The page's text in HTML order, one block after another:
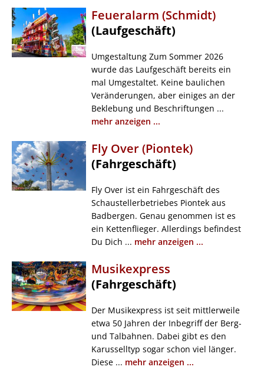
Feueralarm (Schmidt)
(Laufgeschäft)
Umgestaltung Zum Sommer 2026
wurde das Laufgeschäft bereits ein
mal Umgestaltet. Keine baulichen
Veränderungen, aber einiges an der
Beklebung und Beschriftungen ...
mehr anzeigen ...
Fly Over (Piontek)
(Fahrgeschäft)
Fly Over ist ein Fahrgeschäft des
Schaustellerbetriebes Piontek aus
Badbergen. Genau genommen ist es
ein Kettenflieger. Allerdings befindest
Du Dich ... mehr anzeigen ...
Musikexpress
(Fahrgeschäft)
Der Musikexpress ist seit mittlerweile
etwa 50 Jahren der Inbegriff der Berg-
und Talbahnen. Dabei gibt es den
Karusselltyp sogar schon viel länger.
Diese ... mehr anzeigen ...